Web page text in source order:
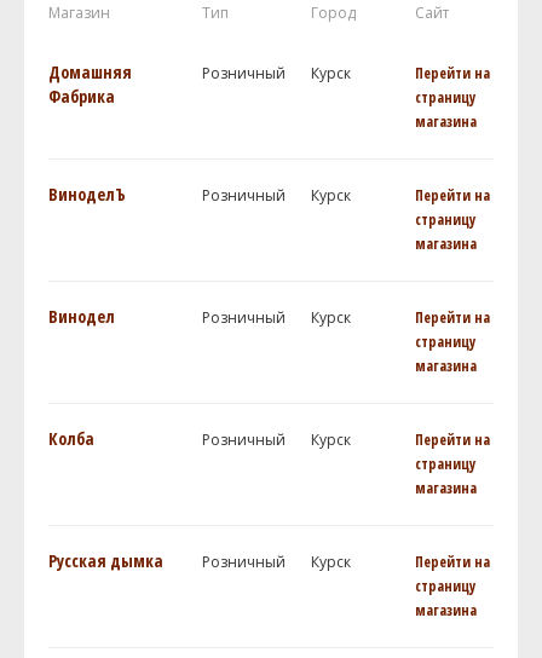
Магазин Тип Город Сайт
Домашняя
Фабрика
Розничный Курск
Перейти на
страницу
магазина
ВиноделЪ Розничный Курск
Перейти на
страницу
магазина
Винодел Розничный Курск
Перейти на
страницу
магазина
Колба Розничный Курск
Перейти на
страницу
магазина
Русская дымка Розничный Курск
Перейти на
страницу
магазина